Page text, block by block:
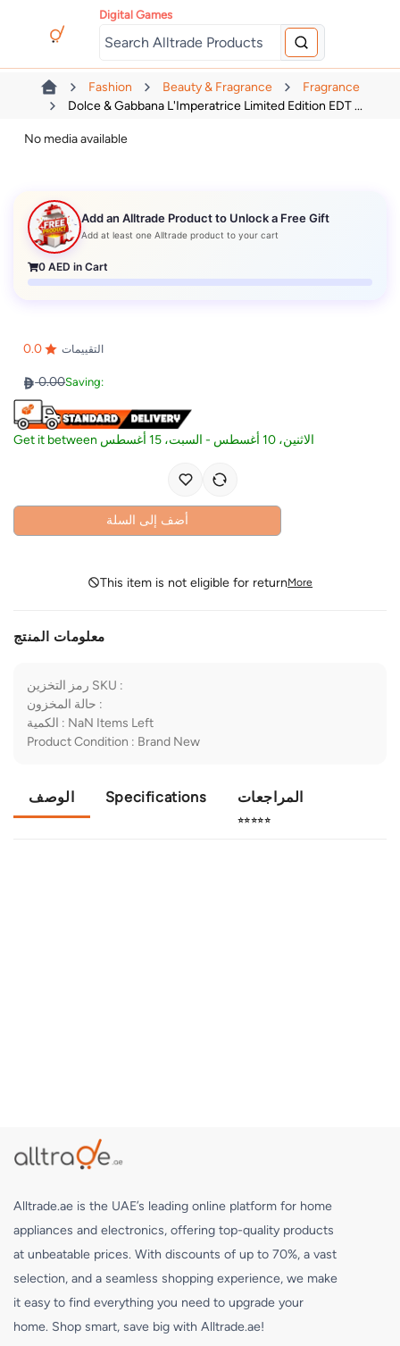
Digital Games
Fashion Beauty & Fragrance
Fragrance
Dolce & Gabbana L'Imperatrice Limited Edition EDT ...
No media available
Add an Alltrade Product to Unlock a Free Gift
Add at least one Alltrade product to your cart
0 AED in Cart
0.0 التقييمات
0.00Saving:
Get it between الاثنين، 10 أغسطس - السبت، 15 أغسطس
أضف إلى السلة
This item is not eligible for returnMore
معلومات المنتج
رمز التخزين SKU :
حالة المخزون :
الكمية : NaN Items Left
Product Condition : Brand New
الوصف Specifications المراجعات
⭐⭐⭐⭐⭐
Alltrade.ae is the UAE’s leading online platform for home
appliances and electronics, offering top-quality products
at unbeatable prices. With discounts of up to 70%, a vast
selection, and a seamless shopping experience, we make
it easy to find everything you need to upgrade your
home. Shop smart, save big with Alltrade.ae!